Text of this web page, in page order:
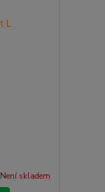
Není skladem